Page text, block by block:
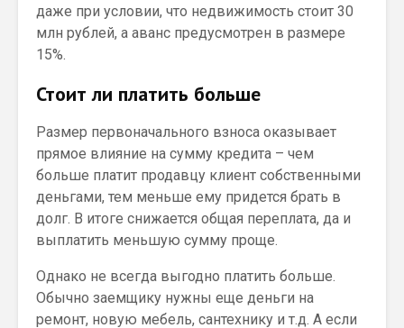
даже при условии, что недвижимость стоит 30
млн рублей, а аванс предусмотрен в размере
15%.
Стоит ли платить больше
Размер первоначального взноса оказывает
прямое влияние на сумму кредита – чем
больше платит продавцу клиент собственными
деньгами, тем меньше ему придется брать в
долг. В итоге снижается общая переплата, да и
выплатить меньшую сумму проще.
Однако не всегда выгодно платить больше.
Обычно заемщику нужны еще деньги на
ремонт, новую мебель, сантехнику и т.д. А если